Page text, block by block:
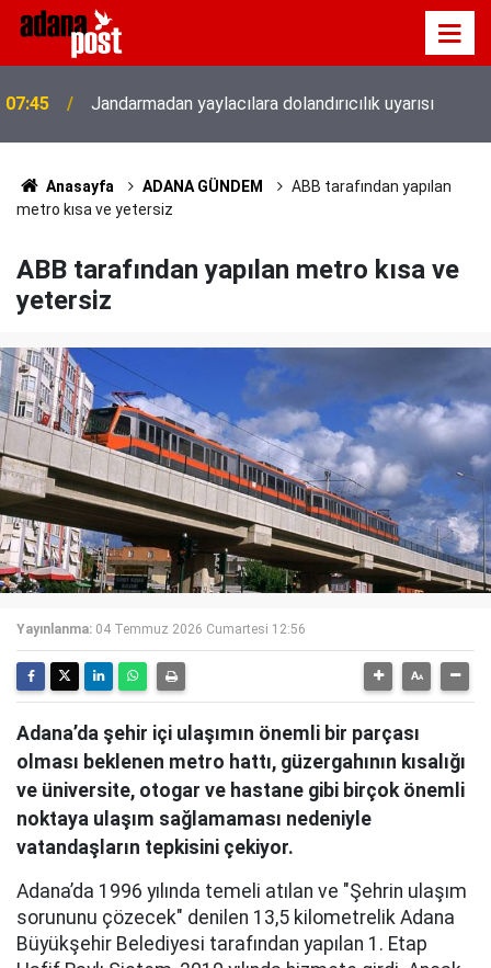
Jandarmadan yaylacılara dolandırıcılık uyarısı
07:26 Fenerbahçe, avantaj elde etti
Anasayfa ADANA GÜNDEM
ABB tarafından yapılan
metro kısa ve yetersiz
ABB tarafından yapılan metro kısa ve
yetersiz
Yayınlanma: 04 Temmuz 2026 Cumartesi 12:56
Adana’da şehir içi ulaşımın önemli bir parçası
olması beklenen metro hattı, güzergahının kısalığı
ve üniversite, otogar ve hastane gibi birçok önemli
noktaya ulaşım sağlamaması nedeniyle
vatandaşların tepkisini çekiyor.
Adana’da 1996 yılında temeli atılan ve "Şehrin ulaşım
sorununu çözecek" denilen 13,5 kilometrelik Adana
Büyükşehir Belediyesi tarafından yapılan 1. Etap